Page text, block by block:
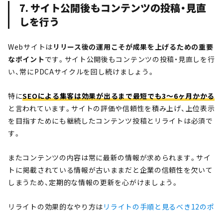
7. サイト公開後もコンテンツの投稿・見直
しを行う
Webサイトは リリース後の運用こそが成果を上げるための重要
なポイントです。サイト公開後もコンテンツの投稿・見直しを行
い、常にPDCAサイクルを回し続けましょう。
特にSEOによる集客は効果が出るまで最短でも3～6ヶ月かかる
と言われています。サイトの評価や信頼性を積み上げ、上位表示
を目指すためにも継続したコンテンツ投稿とリライトは必須で
す。
またコンテンツの内容は常に最新の情報が求められます。サイ
トに掲載されている情報が古いままだと企業の信頼性を欠いて
しまうため、定期的な情報の更新を心がけましょう。
リライトの効果的なやり方は リライトの手順と見るべき12のポ